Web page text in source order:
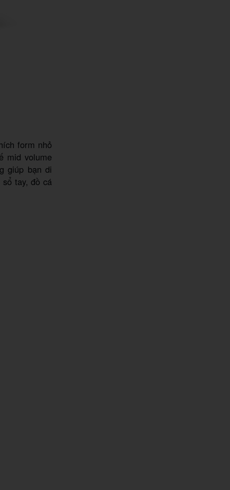
form nhỏ
mid volume
giúp bạn di
tay, đồ cá